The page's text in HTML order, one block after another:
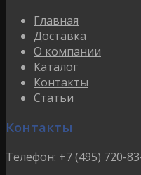
Главная
Доставка
О компании
Каталог
Контакты
Статьи
Контакты
Телефон: +7 (495) 720-